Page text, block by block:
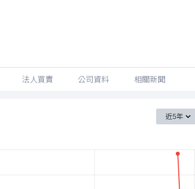
法人買賣 公司資料 相關新聞
近5年